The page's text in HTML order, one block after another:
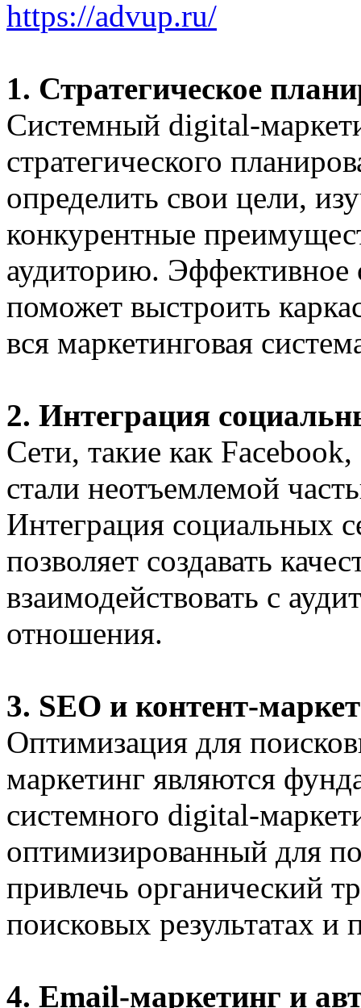
https://advup.ru/
1. Стратегическое
Системный digital-
стратегического
определить свои цели,
конкурентные
аудиторию. Эффективное
поможет выстроить
вся маркетинговая
2. Интеграция
Сети, такие как
стали неотъемлемой
Интеграция социальных
позволяет создавать
взаимодействовать с
отношения.
3. SEO и контент-
Оптимизация для
маркетинг являются
системного digital-
оптимизированный для
привлечь органический
поисковых результатах и
4. Email-маркетинг и